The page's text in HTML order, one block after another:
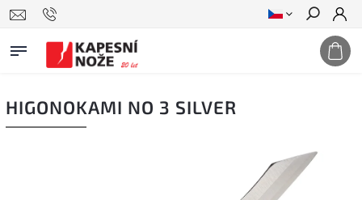
Hledat
HIGONOKAMI NO 3 SILVER